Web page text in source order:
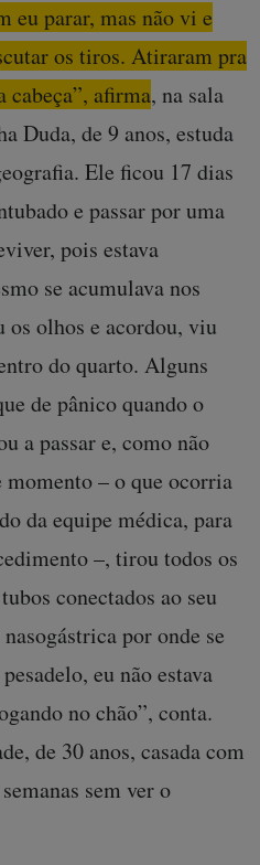
eu parar, mas não vi e
os tiros. Atiraram pra
cabeça”, afirma, na sala
Duda, de 9 anos, estuda
Ele ficou 17 dias
e passar por uma
pois estava
se acumulava nos
os olhos e acordou, viu
do quarto. Alguns
de pânico quando o
a passar e, como não
momento – o que ocorria
da equipe médica, para
–, tirou todos os
conectados ao seu
por onde se
eu não estava
no chão”, conta.
de 30 anos, casada com
sem ver o